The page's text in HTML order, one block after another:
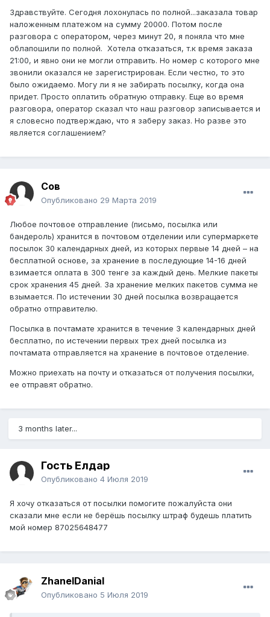
Здравствуйте. Сегодня лохонулась по полной...заказала товар
наложенным платежом на сумму 20000. Потом после
разговора с оператором, через минут 20, я поняла что мне
облапошили по полной. Хотела отказаться, т.к время заказа
21:00, и явно они не могли отправить. Но номер с которого мне
звонили оказался не зарегистрирован. Если честно, то это
было ожидаемо. Могу ли я не забирать посылку, когда она
придет. Просто оплатить обратную отправку. Еще во время
разговора, оператор сказал что наш разговор записывается и
я словесно подтверждаю, что я заберу заказ. Но разве это
является соглашением?
Сов
Опубликовано 29 Марта 2019
Любое почтовое отправление (письмо, посылка или
бандероль) хранится в почтовом отделении или супермаркете
посылок 30 календарных дней, из которых первые 14 дней – на
бесплатной основе, за хранение в последующие 14-16 дней
взимается оплата в 300 тенге за каждый день. Мелкие пакеты
срок хранения 45 дней. За хранение мелких пакетов сумма не
взымается. По истечении 30 дней посылка возвращается
обратно отправителю.
Посылка в почтамате хранится в течение 3 календарных дней
бесплатно, по истечении первых трех дней посылка из
почтамата отправляется на хранение в почтовое отделение.
Можно приехать на почту и отказаться от получения посылки,
ее отправят обратно.
3 months later...
Гость Елдар
Опубликовано 4 Июля 2019
Я хочу отказаться от посылки помогите пожалуйста они
сказали мне если не берёшь посылку штраф будешь платить
мой номер 87025648477
ZhanelDanial
Опубликовано 5 Июля 2019